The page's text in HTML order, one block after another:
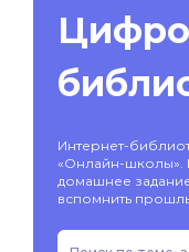
Интернет-
«Онлайн-школы».
домашнее
вспомнить